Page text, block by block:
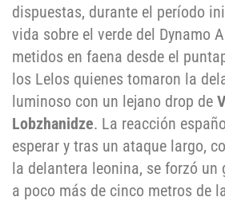
dispuestas, durante el período
vida sobre el verde del Dynamo
metidos en faena desde el
los Lelos quienes tomaron la
luminoso con un lejano drop de
Lobzhanidze. La reacción
esperar y tras un ataque largo,
la delantera leonina, se forzó un
a poco más de cinco metros de